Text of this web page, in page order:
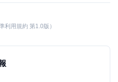
利用規約 第1.0版）